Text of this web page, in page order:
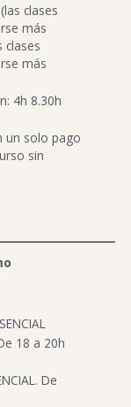
clases
más
clases
más
4h 8.30h
un solo pago
sin
18 a 20h
De